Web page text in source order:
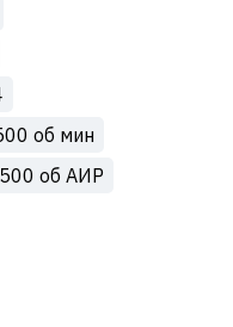
об мин
об АИР